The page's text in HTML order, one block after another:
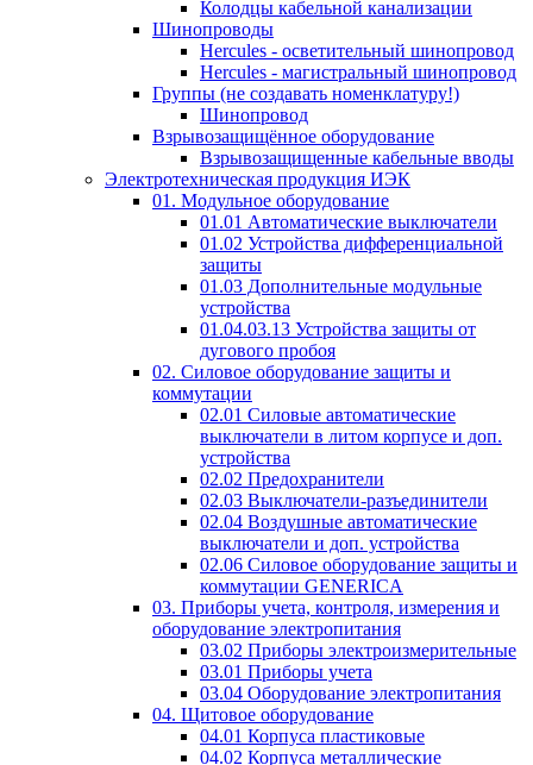
Колодцы кабельной канализации
Шинопроводы
Hercules - осветительный шинопровод
Hercules - магистральный шинопровод
Группы (не создавать номенклатуру!)
Шинопровод
Взрывозащищённое оборудование
Взрывозащищенные кабельные вводы
Электротехническая продукция ИЭК
01. Модульное оборудование
01.01 Автоматические выключатели
01.02 Устройства дифференциальной
защиты
01.03 Дополнительные модульные
устройства
01.04.03.13 Устройства защиты от
дугового пробоя
02. Силовое оборудование защиты и
коммутации
02.01 Силовые автоматические
выключатели в литом корпусе и доп.
устройства
02.02 Предохранители
02.03 Выключатели-разъединители
02.04 Воздушные автоматические
выключатели и доп. устройства
02.06 Силовое оборудование защиты и
коммутации GENERICA
03. Приборы учета, контроля, измерения и
оборудование электропитания
03.02 Приборы электроизмерительные
03.01 Приборы учета
03.04 Оборудование электропитания
04. Щитовое оборудование
04.01 Корпуса пластиковые
04.02 Корпуса металлические